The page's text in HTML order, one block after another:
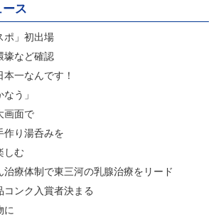
ース
ポ」初出場
壕など確認
一なんです！
なう」
画面で
作り湯呑みを
しむ
治療体制で東三河の乳腺治療をリード
コンク入賞者決まる
に